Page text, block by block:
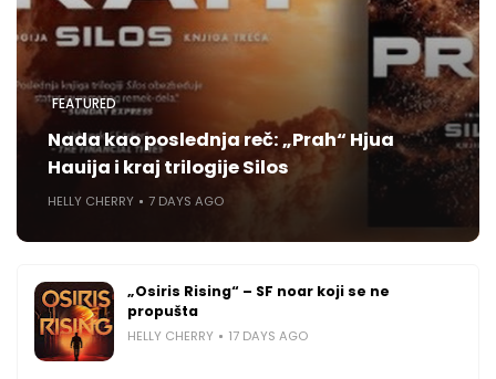
FEATURED
Nada kao poslednja reč: „Prah“ Hjua
Hauija i kraj trilogije Silos
HELLY CHERRY 7 DAYS AGO
„Osiris Rising“ – SF noar koji se ne
propušta
HELLY CHERRY 17 DAYS AGO